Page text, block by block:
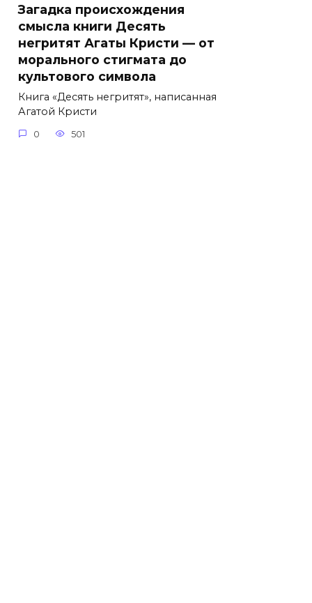
Загадка происхождения
смысла книги Десять
негритят Агаты Кристи — от
морального стигмата до
культового символа
Книга «Десять негритят», написанная
Агатой Кристи
0 501